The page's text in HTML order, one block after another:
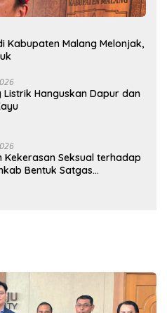
Kabupaten Malang Melonjak,
Listrik Hanguskan Dapur dan
Kekerasan Seksual terhadap
Bentuk Satgas